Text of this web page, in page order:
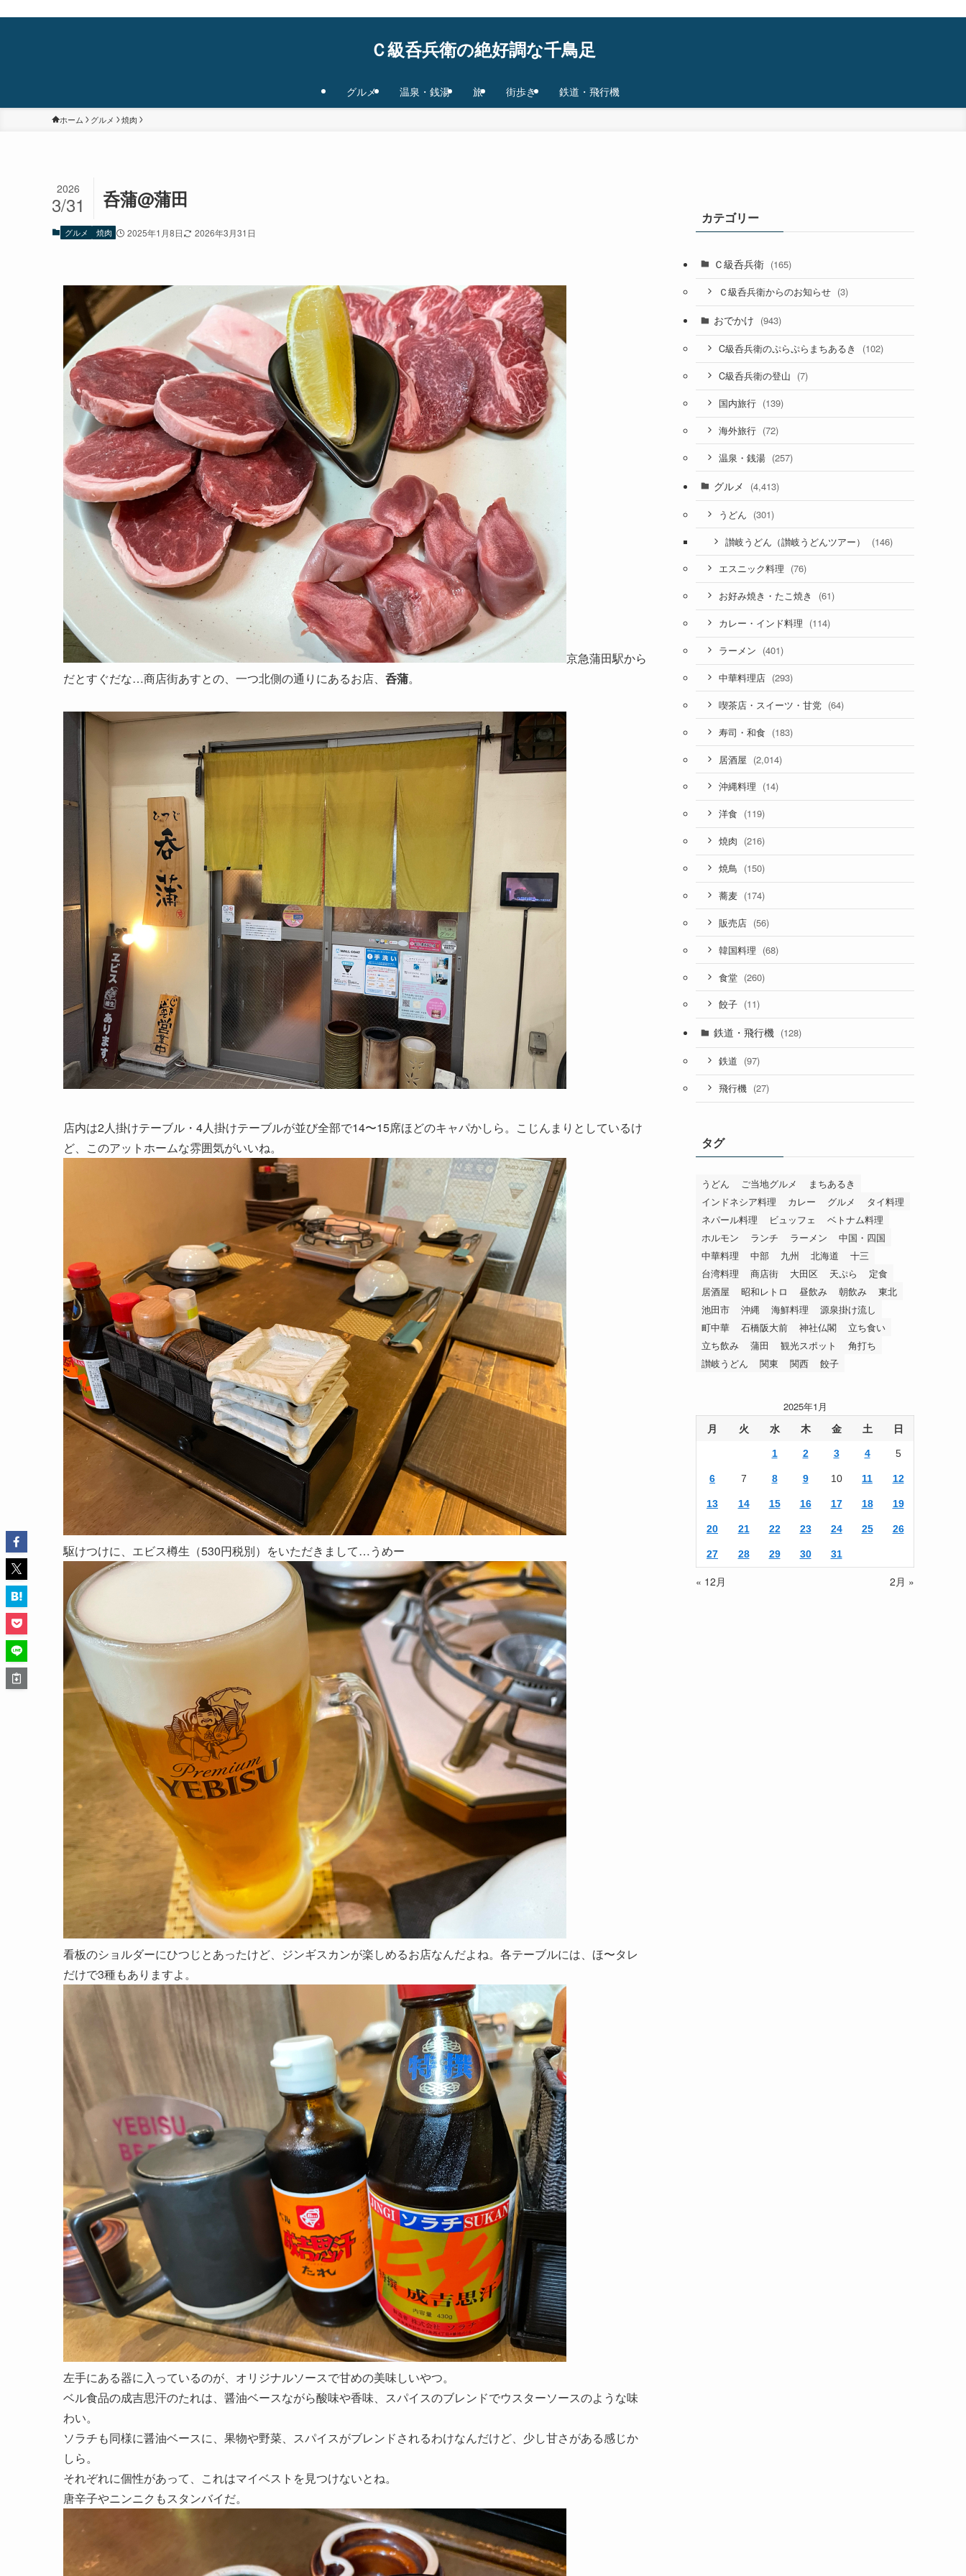
Ｃ級呑兵衛の絶好調な千鳥足
グルメ 温泉・銭湯 旅 街歩き 鉄道・飛行機
ホーム グルメ 焼肉
呑蒲@蒲田
2026
3/31
グルメ 焼肉 2025年1月8日 2026年3月31日
京急蒲田駅から
だとすぐだな…商店街あすとの、一つ北側の通りにあるお店、 呑蒲。
店内は2人掛けテーブル・4人掛けテーブルが並び全部で14〜15席ほどのキャパかしら。こじんまりとしているけ
ど、このアットホームな雰囲気がいいね。
駆けつけに、エビス樽生（530円税別）をいただきまして…うめー
看板のショルダーにひつじとあったけど、ジンギスカンが楽しめるお店なんだよね。各テーブルには、ほ〜タレ
だけで3種もありますよ。
左手にある器に入っているのが、オリジナルソースで甘めの美味しいやつ。
ベル食品の成吉思汗のたれは、醤油ベースながら酸味や香味、スパイスのブレンドでウスターソースのような味
わい。
ソラチも同様に醤油ベースに、果物や野菜、スパイスがブレンドされるわけなんだけど、少し甘さがある感じか
しら。
それぞれに個性があって、これはマイベストを見つけないとね。
唐辛子やニンニクもスタンバイだ。
カテゴリー
Ｃ級呑兵衛 (165)
Ｃ級呑兵衛からのお知らせ (3)
おでかけ (943)
C級呑兵衛のぷらぷらまちあるき (102)
C級呑兵衛の登山 (7)
国内旅行 (139)
海外旅行 (72)
温泉・銭湯 (257)
グルメ (4,413)
うどん (301)
讃岐うどん（讃岐うどんツアー） (146)
エスニック料理 (76)
お好み焼き・たこ焼き (61)
カレー・インド料理 (114)
ラーメン (401)
中華料理店 (293)
喫茶店・スイーツ・甘党 (64)
寿司・和食 (183)
居酒屋 (2,014)
沖縄料理 (14)
洋食 (119)
焼肉 (216)
焼鳥 (150)
蕎麦 (174)
販売店 (56)
韓国料理 (68)
食堂 (260)
餃子 (11)
鉄道・飛行機 (128)
鉄道 (97)
飛行機 (27)
タグ
うどん ご当地グルメ
まちあるき
インドネシア料理
カレー グルメ
タイ料理
ネパール料理
ビュッフェ
ベトナム料理
ホルモン
ランチ ラーメン
中国・四国
中華料理
中部 九州 北海道
十三
台湾料理
商店街 大田区 天ぷら
定食
居酒屋
昭和レトロ 昼飲み 朝飲み
東北
池田市
沖縄 海鮮料理
源泉掛け流し
町中華
石橋阪大前 神社仏閣
立ち食い
立ち飲み
蒲田 観光スポット
角打ち
讃岐うどん
関東 関西 餃子
2025年1月
月 火 水 木 金 土 日
1 2 3 4 5
6 7 8 9 10 11 12
13 14 15 16 17 18 19
20 21 22 23 24 25 26
27 28 29 30 31
« 12月 2月 »